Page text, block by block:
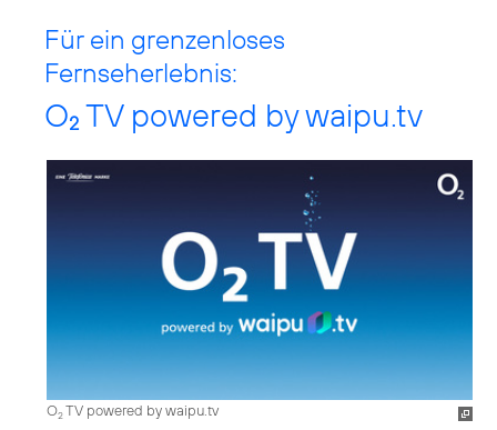
Für ein grenzenloses
Fernseherlebnis:
O2 TV powered by waipu.tv
O2TV powered by waipu.tv